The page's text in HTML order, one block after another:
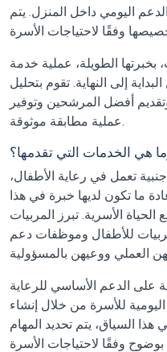
اليومي داخل المنزل. يتم
بخبرتها الطويلة، عملية خدمة
إلى النهاية. تقوم بتحليل
أفضل المرشحين وتوفير
عملية مطابقة موثوقة.
هي الخدمات التي تقدمها؟
تعمل في رعاية الأطفال،
ما تكون لديها خبرة في هذا
الأسرية. تبرز المربيات
للأطفال وموظفات دعم
على الدعم الأساسي للرعاية
للأسرة من خلال إنشاء
السياق، يتم تحديد المهام